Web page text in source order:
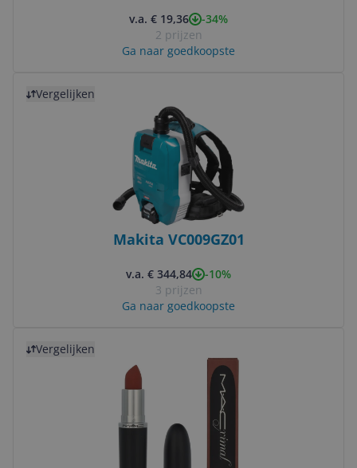
v.a. € 19,36
-34%
2 prijzen
Ga naar goedkoopste
Vergelijken
Makita VC009GZ01
v.a. € 344,84
-10%
3 prijzen
Ga naar goedkoopste
Vergelijken